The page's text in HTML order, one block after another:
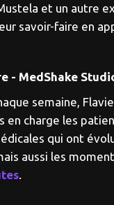
et un autre
savoir-faire en
- MedShake
semaine,
en charge les
qui ont
aussi les
.